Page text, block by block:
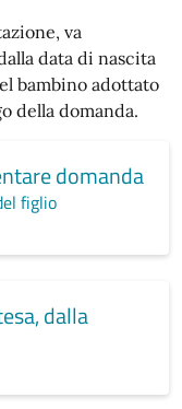
va
data di nascita
bambino adottato
della domanda.
domanda
figlio
dalla